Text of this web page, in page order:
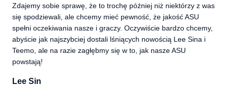
Zdajemy sobie sprawę, że to trochę później niż niektórzy z was
się spodziewali, ale chcemy mieć pewność, że jakość ASU
spełni oczekiwania nasze i graczy. Oczywiście bardzo chcemy,
abyście jak najszybciej dostali lśniących nowością Lee Sina i
Teemo, ale na razie zagłębmy się w to, jak nasze ASU
powstają!
Lee Sin